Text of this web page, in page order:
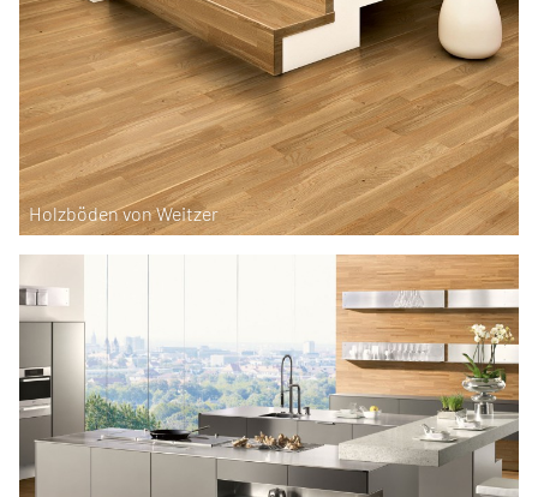
Holzböden von Weitzer